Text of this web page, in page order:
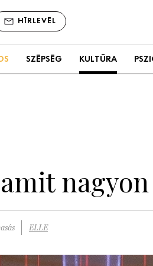
HÍRLEVÉL
SZÉPSÉG KULTÚRA
ELLE